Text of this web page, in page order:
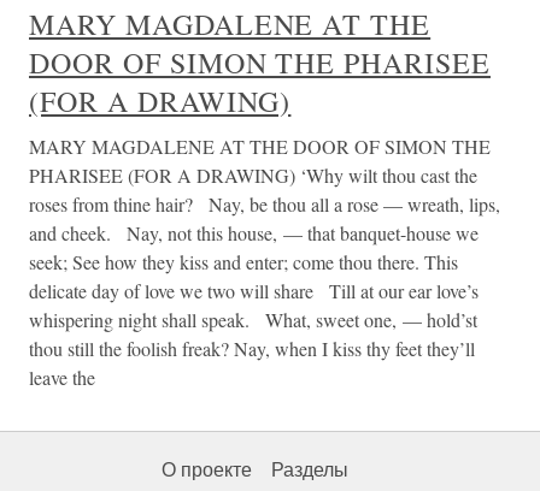
MARY MAGDALENE AT THE
DOOR OF SIMON THE PHARISEE
(FOR A DRAWING)
MARY MAGDALENE AT THE DOOR OF SIMON THE
PHARISEE (FOR A DRAWING) ‘Why wilt thou cast the
roses from thine hair? Nay, be thou all a rose — wreath, lips,
and cheek. Nay, not this house, — that banquet-house we
seek; See how they kiss and enter; come thou there. This
delicate day of love we two will share Till at our ear love’s
whispering night shall speak. What, sweet one, — hold’st
thou still the foolish freak? Nay, when I kiss thy feet they’ll
leave the
О проекте Разделы